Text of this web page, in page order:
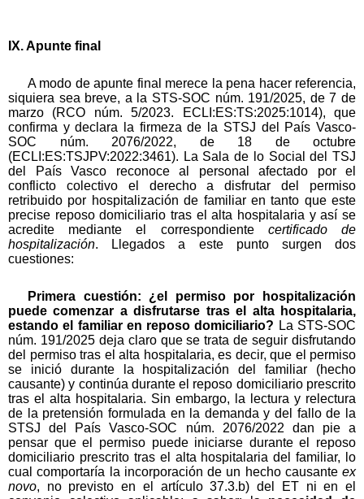
IX. Apunte final
A modo de apunte final merece la pena hacer referencia,
siquiera sea breve, a la STS-SOC núm. 191/2025, de 7 de
marzo (RCO núm. 5/2023. ECLI:ES:TS:2025:1014), que
confirma y declara la firmeza de la STSJ del País Vasco-
SOC núm. 2076/2022, de 18 de octubre
(ECLI:ES:TSJPV:2022:3461). La Sala de lo Social del TSJ
del País Vasco reconoce al personal afectado por el
conflicto colectivo el derecho a disfrutar del permiso
retribuido por hospitalización de familiar en tanto que este
precise reposo domiciliario tras el alta hospitalaria y así se
acredite mediante el correspondiente certificado de
hospitalización. Llegados a este punto surgen dos
cuestiones:
Primera cuestión: ¿el permiso por hospitalización
puede comenzar a disfrutarse tras el alta hospitalaria,
estando el familiar en reposo domiciliario? La STS-SOC
núm. 191/2025 deja claro que se trata de seguir disfrutando
del permiso tras el alta hospitalaria, es decir, que el permiso
se inició durante la hospitalización del familiar (hecho
causante) y continúa durante el reposo domiciliario prescrito
tras el alta hospitalaria. Sin embargo, la lectura y relectura
de la pretensión formulada en la demanda y del fallo de la
STSJ del País Vasco-SOC núm. 2076/2022 dan pie a
pensar que el permiso puede iniciarse durante el reposo
domiciliario prescrito tras el alta hospitalaria del familiar, lo
cual comportaría la incorporación de un hecho causante ex
novo, no previsto en el artículo 37.3.b) del ET ni en el